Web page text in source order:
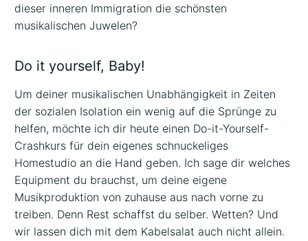
dieser inneren Immigration die schönsten
musikalischen Juwelen?
Do it yourself, Baby!
Um deiner musikalischen Unabhängigkeit in Zeiten
der sozialen Isolation ein wenig auf die Sprünge zu
helfen, möchte ich dir heute einen Do-it-Yourself-
Crashkurs für dein eigenes schnuckeliges
Homestudio an die Hand geben. Ich sage dir welches
Equipment du brauchst, um deine eigene
Musikproduktion von zuhause aus nach vorne zu
treiben. Denn Rest schaffst du selber. Wetten? Und
wir lassen dich mit dem Kabelsalat auch nicht allein.